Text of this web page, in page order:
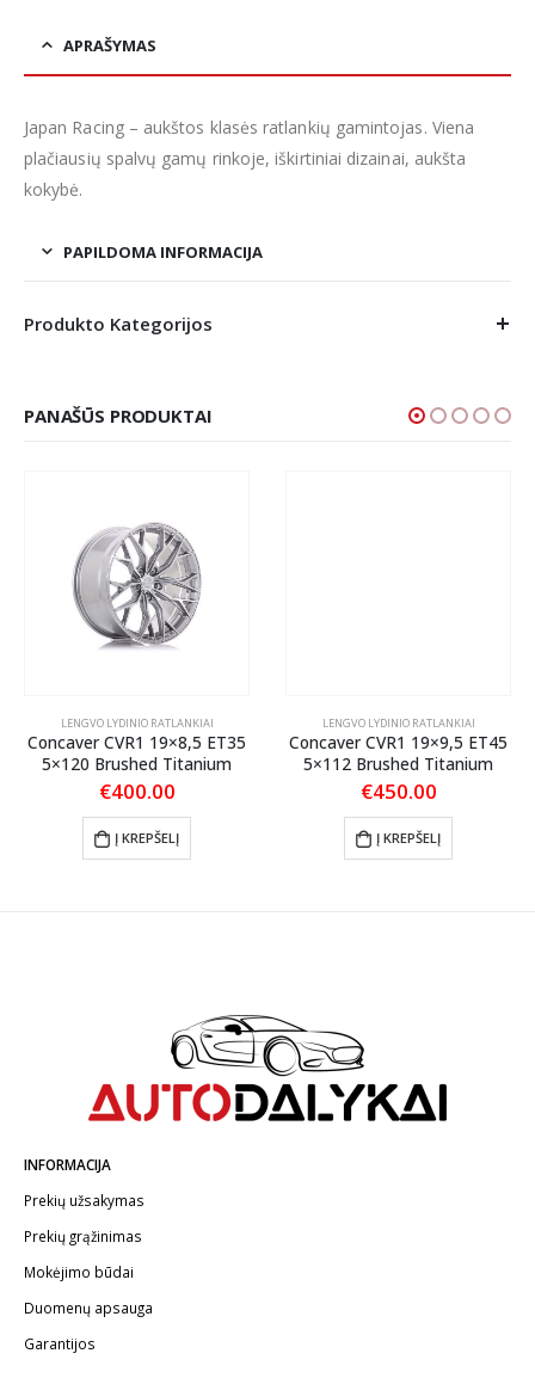
APRAŠYMAS
Japan Racing – aukštos klasės ratlankių gamintojas. Viena
plačiausių spalvų gamų rinkoje, iškirtiniai dizainai, aukšta
kokybė.
PAPILDOMA INFORMACIJA
Produkto Kategorijos
PANAŠŪS PRODUKTAI
LENGVO LYDINIO RATLANKIAI
Concaver CVR1 19×8,5 ET35
5×120 Brushed Titanium
€400.00
Į KREPŠELĮ
LENGVO LYDINIO RATLANKIAI
Concaver CVR1 19×9,5 ET45
5×112 Brushed Titanium
€450.00
Į KREPŠELĮ
INFORMACIJA
Prekių užsakymas
Prekių grąžinimas
Mokėjimo būdai
Duomenų apsauga
Garantijos